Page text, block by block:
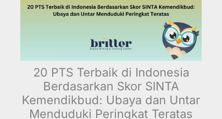
20 PTS Terbaik di Indonesia
Berdasarkan Skor SINTA
Kemendikbud: Ubaya dan Untar
Menduduki Peringkat Teratas